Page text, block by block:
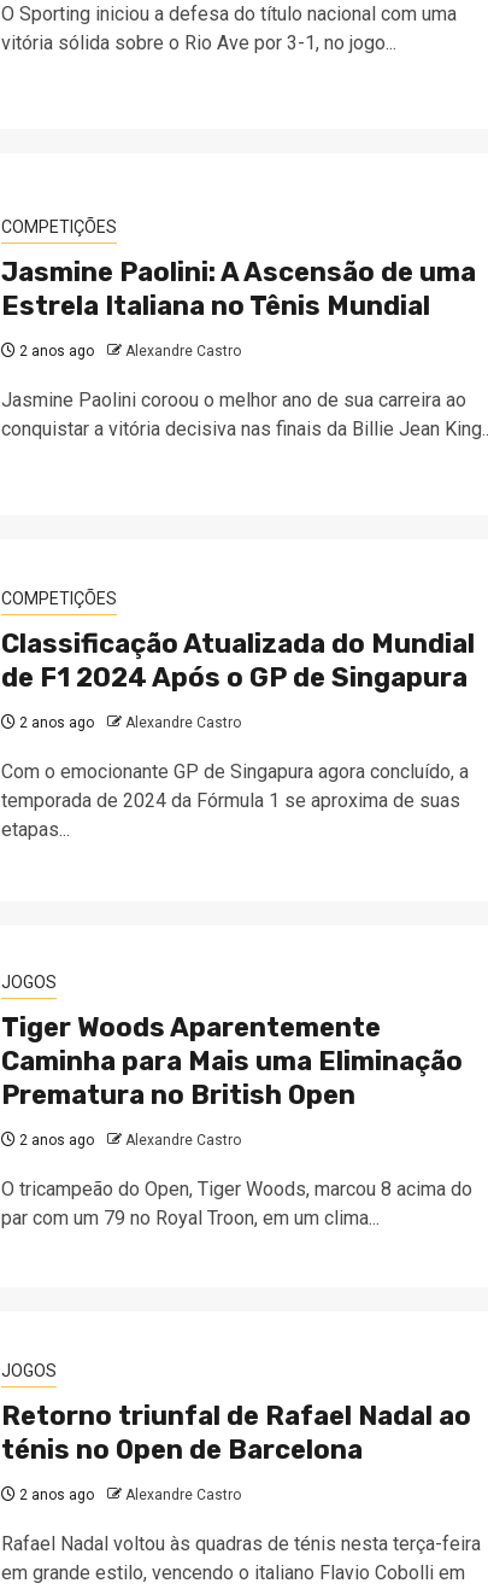
O Sporting iniciou a defesa do título nacional com uma
vitória sólida sobre o Rio Ave por 3-1, no jogo...
COMPETIÇÕES
Jasmine Paolini: A Ascensão de uma
Estrela Italiana no Tênis Mundial
2 anos ago Alexandre Castro
Jasmine Paolini coroou o melhor ano de sua carreira ao
conquistar a vitória decisiva nas finais da Billie Jean
COMPETIÇÕES
Classificação Atualizada do Mundial
de F1 2024 Após o GP de Singapura
2 anos ago Alexandre Castro
Com o emocionante GP de Singapura agora concluído, a
temporada de 2024 da Fórmula 1 se aproxima de suas
etapas...
JOGOS
Tiger Woods Aparentemente
Caminha para Mais uma Eliminação
Prematura no British Open
2 anos ago Alexandre Castro
O tricampeão do Open, Tiger Woods, marcou 8 acima do
par com um 79 no Royal Troon, em um clima...
JOGOS
Retorno triunfal de Rafael Nadal ao
ténis no Open de Barcelona
2 anos ago Alexandre Castro
Rafael Nadal voltou às quadras de ténis nesta terça-feira
em grande estilo, vencendo o italiano Flavio Cobolli em